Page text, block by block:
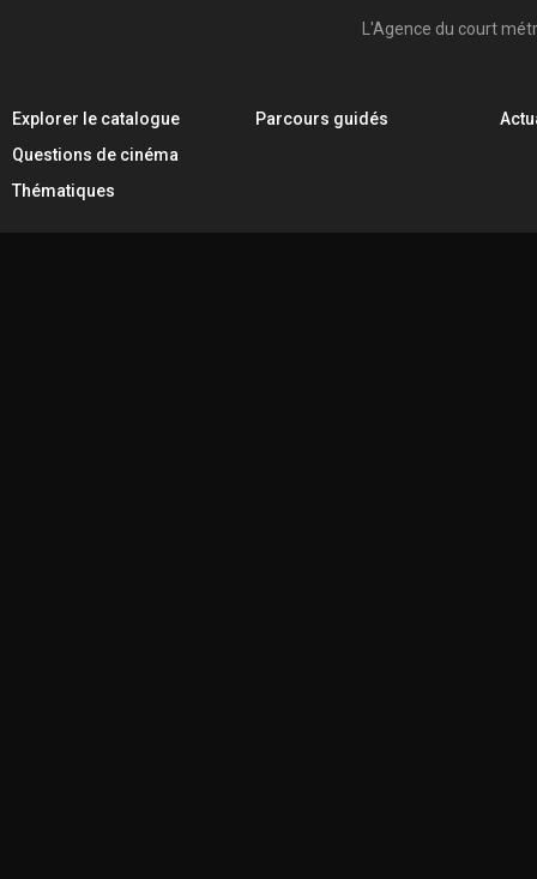
L'Agence du court
Explorer le catalogue
Questions de cinéma
Thématiques
Parcours guidés